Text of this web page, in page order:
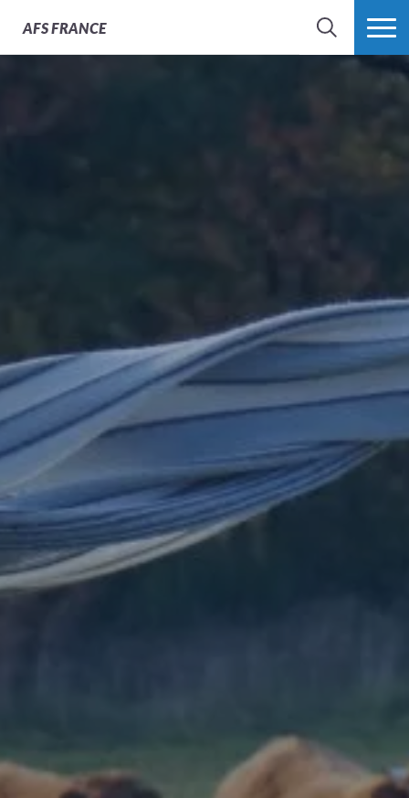
AFSFRANCE
CHERCHER PLUS